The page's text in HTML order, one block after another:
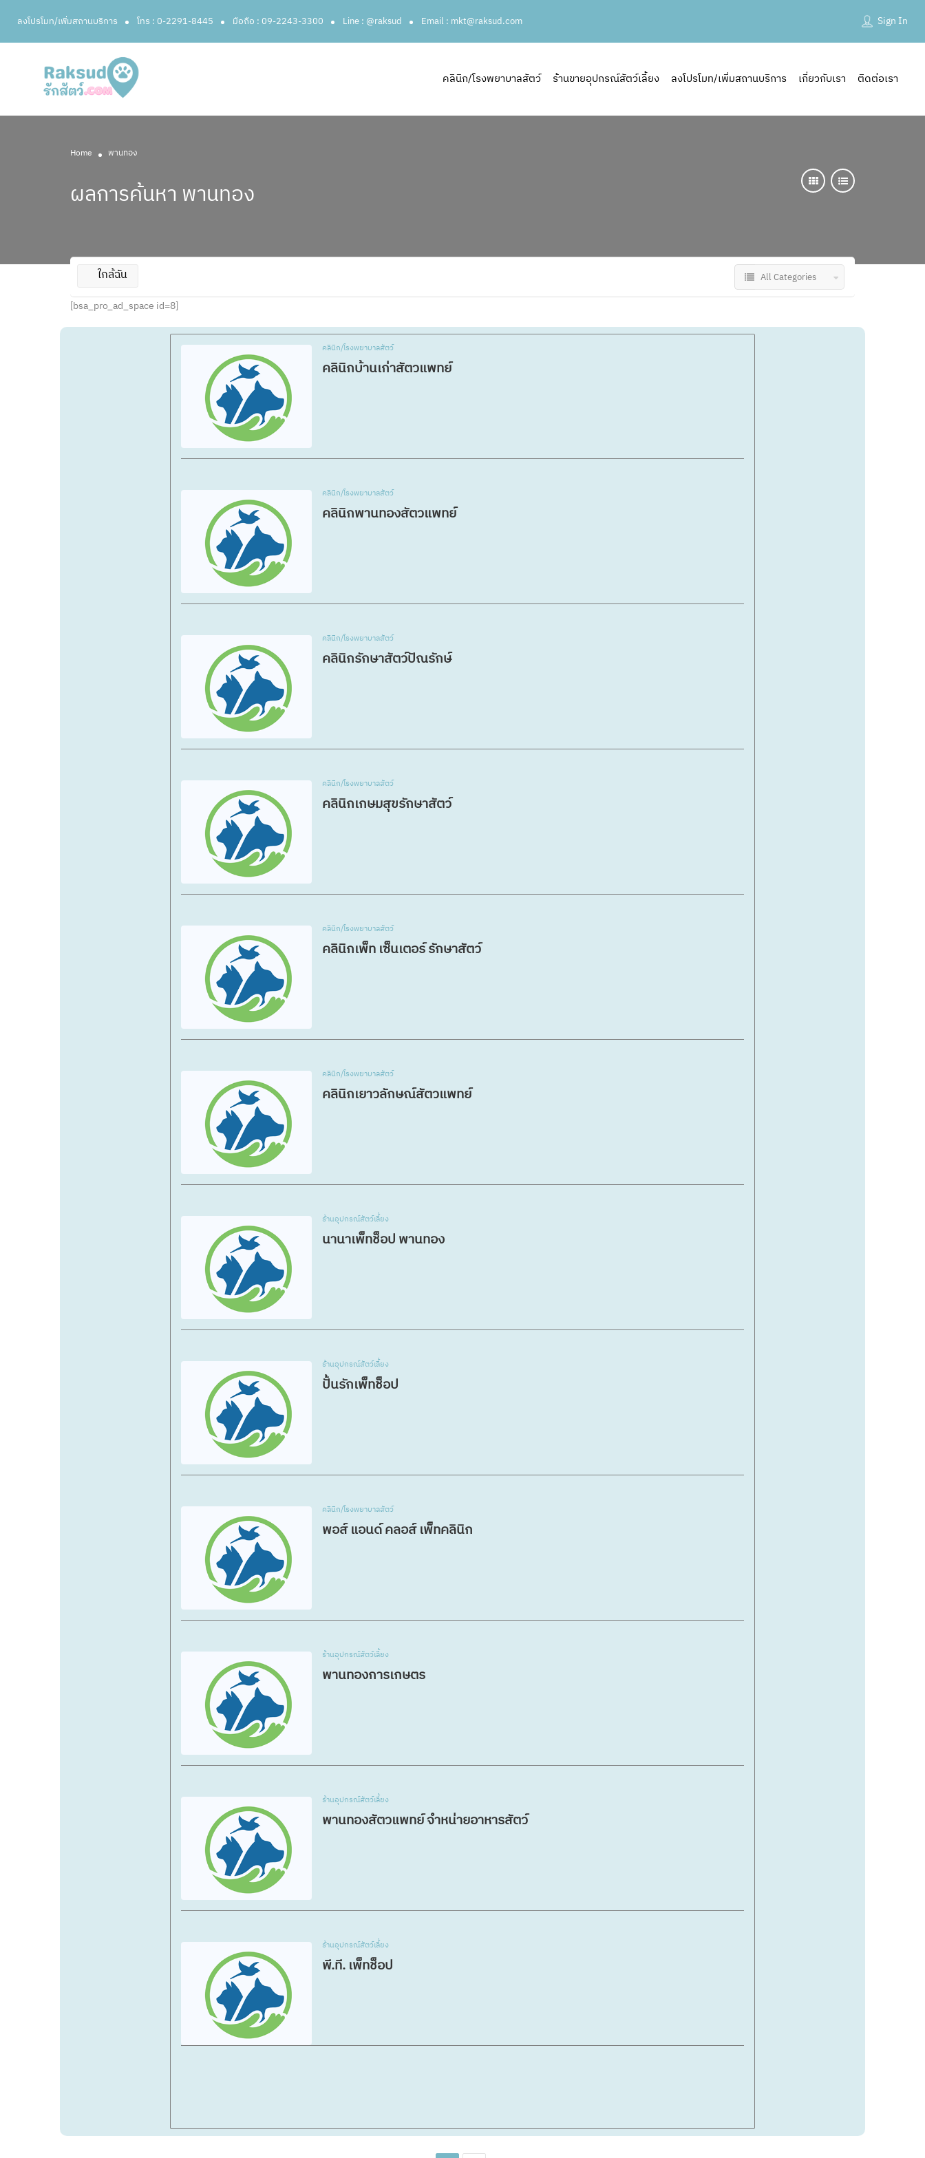
ลงโปรโมท/เพิ่มสถานบริการ โทร : 0-2291-8445 มือถือ : 09-2243-3300 Line : @raksud Email : mkt@raksud.com Sign In
คลินิก/โรงพยาบาลสัตว์ ร้านขายอุปกรณ์สัตว์เลี้ยง ลงโปรโมท/เพิ่มสถานบริการ เกี่ยวกับเรา ติดต่อเรา
Home พานทอง
ผลการค้นหา พานทอง
ใกล้ฉัน All Categories
[bsa_pro_ad_space id=8]
คลินิก/โรงพยาบาลสัตว์
คลินิกบ้านเก่าสัตวแพทย์
คลินิก/โรงพยาบาลสัตว์
คลินิกพานทองสัตวแพทย์
คลินิก/โรงพยาบาลสัตว์
คลินิกรักษาสัตว์ปัณรักษ์
คลินิก/โรงพยาบาลสัตว์
คลินิกเกษมสุขรักษาสัตว์
คลินิก/โรงพยาบาลสัตว์
คลินิกเพ็ท เซ็นเตอร์ รักษาสัตว์
คลินิก/โรงพยาบาลสัตว์
คลินิกเยาวลักษณ์สัตวแพทย์
ร้านอุปกรณ์สัตว์เลี้ยง
นานาเพ็ทช็อป พานทอง
ร้านอุปกรณ์สัตว์เลี้ยง
ปั้นรักเพ็ทช็อป
คลินิก/โรงพยาบาลสัตว์
พอส์ แอนด์ คลอส์ เพ็ทคลินิก
ร้านอุปกรณ์สัตว์เลี้ยง
พานทองการเกษตร
ร้านอุปกรณ์สัตว์เลี้ยง
พานทองสัตวแพทย์ จำหน่ายอาหารสัตว์
ร้านอุปกรณ์สัตว์เลี้ยง
พี.ที. เพ็ทช็อป